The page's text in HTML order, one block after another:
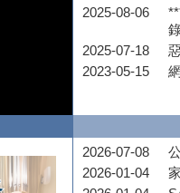
2025-08-06
2025-07-18
2023-05-15
2026-07-08
2026-01-04